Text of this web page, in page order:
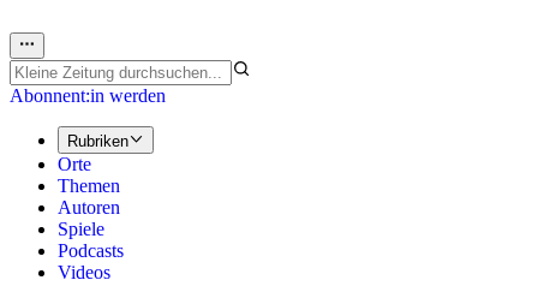
Abonnent:in werden
Rubriken
Orte
Themen
Autoren
Spiele
Podcasts
Videos